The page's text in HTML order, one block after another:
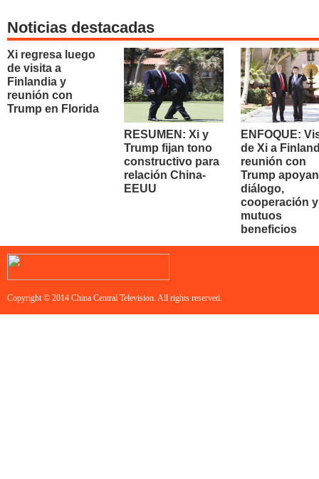
Noticias destacadas
Xi regresa luego
de visita a
Finlandia y
reunión con
Trump en Florida
RESUMEN: Xi y
Trump fijan tono
constructivo para
relación China-
EEUU
ENFOQUE:
de Xi a
reunión con
Trump apoyan
diálogo,
cooperación y
mutuos
beneficios
Copyright © 2014 China Central Television. All rights reserved.